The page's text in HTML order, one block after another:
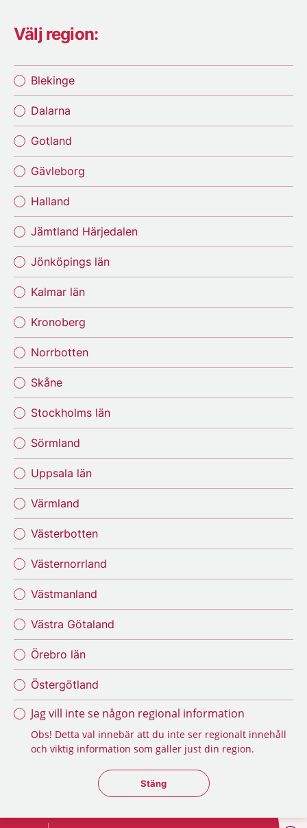
Välj region:
Blekinge
Dalarna
Gotland
Gävleborg
Halland
Jämtland Härjedalen
Jönköpings län
Kalmar län
Kronoberg
Norrbotten
Skåne
Stockholms län
Sörmland
Uppsala län
Värmland
Västerbotten
Västernorrland
Västmanland
Västra Götaland
Örebro län
Östergötland
Jag vill inte se någon regional information
Obs! Detta val innebär att du inte ser regionalt innehåll
och viktig information som gäller just din region.
Stäng regionsväljaren
Stäng